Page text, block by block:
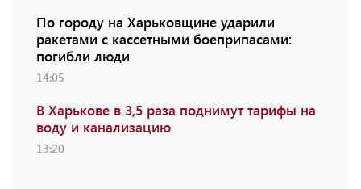
По городу на Харьковщине ударили
ракетами с кассетными боеприпасами:
погибли люди
14:05
В Харькове в 3,5 раза поднимут тарифы на
воду и канализацию
13:20